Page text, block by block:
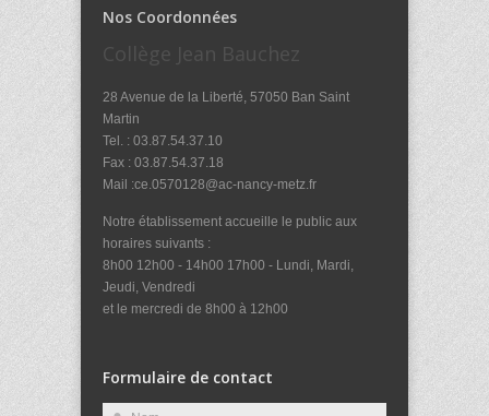
Nos Coordonnées
Collège Jean Bauchez
28 Avenue de la Liberté, 57050 Ban Saint
Martin
Tel. : 03.87.54.37.10
Fax : 03.87.54.37.18
Mail :ce.0570128@ac-nancy-metz.fr
Notre établissement accueille le public aux
horaires suivants :
8h00 12h00 - 14h00 17h00 - Lundi, Mardi,
Jeudi, Vendredi
et le mercredi de 8h00 à 12h00
Formulaire de contact